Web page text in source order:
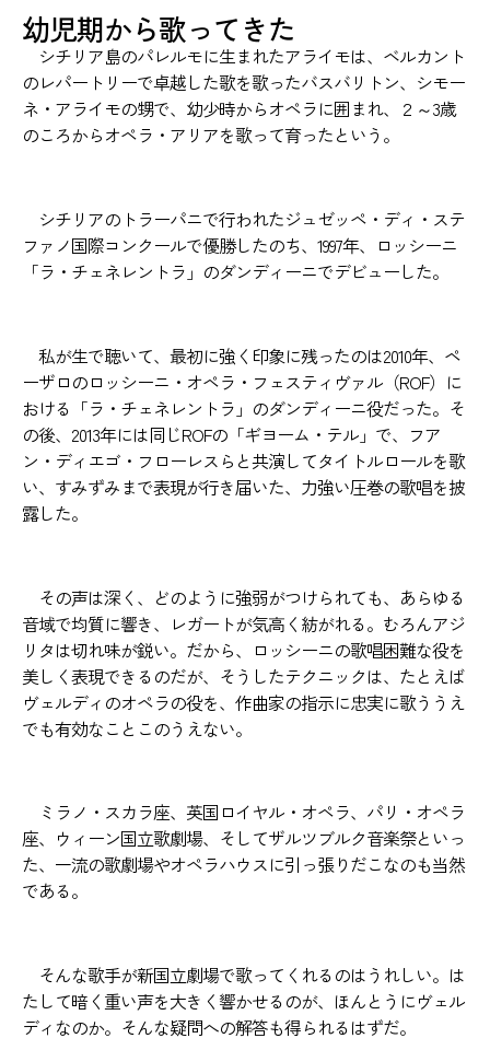
幼児期から歌ってきた
シチリア島のパレルモに生まれたアライモは、ベルカント
のレパートリーで卓越した歌を歌ったバスバリトン、シモー
ネ・アライモの甥で、幼少時からオペラに囲まれ、２～3歳
のころからオペラ・アリアを歌って育ったという。
シチリアのトラーパニで行われたジュゼッペ・ディ・ステ
ファノ国際コンクールで優勝したのち、1997年、ロッシーニ
「ラ・チェネレントラ」のダンディーニでデビューした。
私が生で聴いて、最初に強く印象に残ったのは2010年、ペ
ーザロのロッシーニ・オペラ・フェスティヴァル（ROF）に
おける「ラ・チェネレントラ」のダンディーニ役だった。そ
の後、2013年には同じROFの「ギヨーム・テル」で、フア
ン・ディエゴ・フローレスらと共演してタイトルロールを歌
い、すみずみまで表現が行き届いた、力強い圧巻の歌唱を披
露した。
その声は深く、どのように強弱がつけられても、あらゆる
音域で均質に響き、レガートが気高く紡がれる。むろんアジ
リタは切れ味が鋭い。だから、ロッシーニの歌唱困難な役を
美しく表現できるのだが、そうしたテクニックは、たとえば
ヴェルディのオペラの役を、作曲家の指示に忠実に歌ううえ
でも有効なことこのうえない。
ミラノ・スカラ座、英国ロイヤル・オペラ、パリ・オペラ
座、ウィーン国立歌劇場、そしてザルツブルク音楽祭といっ
た、一流の歌劇場やオペラハウスに引っ張りだこなのも当然
である。
そんな歌手が新国立劇場で歌ってくれるのはうれしい。は
たして暗く重い声を大きく響かせるのが、ほんとうにヴェル
ディなのか。そんな疑問への解答も得られるはずだ。